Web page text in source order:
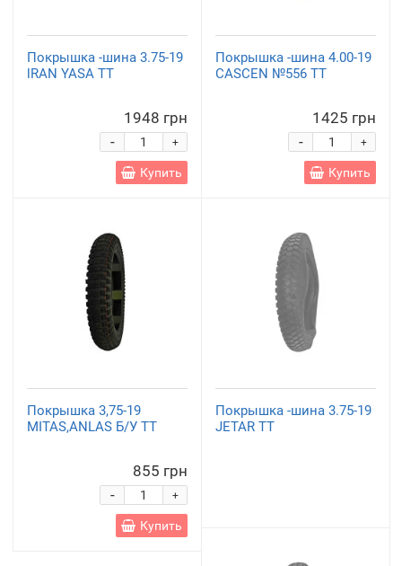
Покрышка -шина 3.75-19
lRAN YASA TT
1948 грн
+
-
Купить
Покрышка -шина 4.00-19
CASCEN №556 TТ
1425 грн
+
-
Купить
Покрышка 3,75-19
MITAS,ANLAS Б/У TT
855 грн
+
-
Купить
Покрышка -шина 3.75-19
JETAR TT